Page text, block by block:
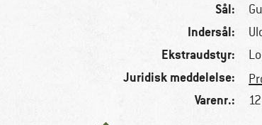
Sål:
Indersål:
Ekstraudstyr:
Juridisk meddelelse:
Varenr.: